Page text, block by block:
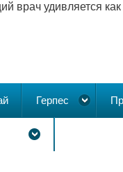
врач удивляется
Герпес